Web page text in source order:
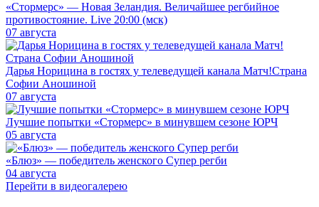
«Стормерс» — Новая Зеландия. Величайшее регбийное
противостояние. Live 20:00 (мск)
07 августа
Дарья Норицина в гостях у телеведущей канала Матч!Страна
Софии Аношиной
07 августа
Лучшие попытки «Стормерс» в минувшем сезоне ЮРЧ
05 августа
«Блюз» — победитель женского Супер регби
04 августа
Перейти в видеогалерею